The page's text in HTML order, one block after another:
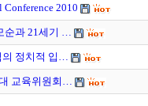
Conference 2010
순과 21세기 …
의 정치적 입…
교육위원회…